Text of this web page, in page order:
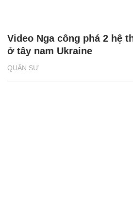
QUÂN SỰ
Video Nga công phá 2 hệ
ở tây nam Ukraine